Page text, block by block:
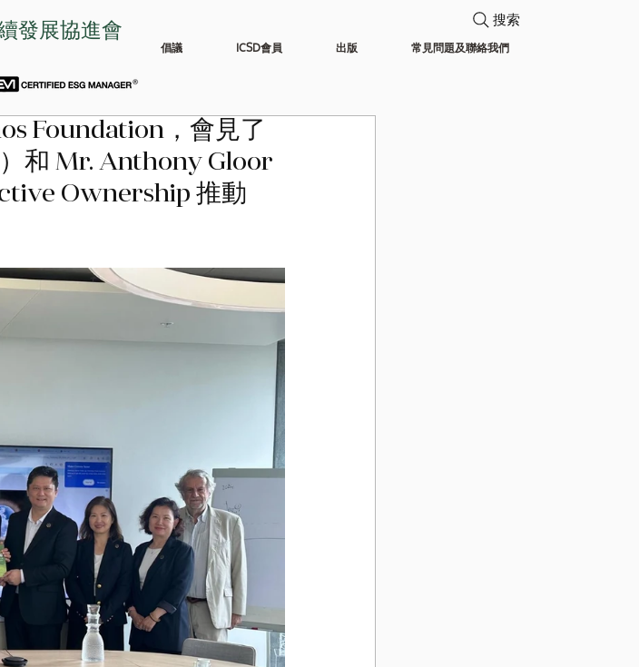
倡議 ICSD會員 出版 常見問題及聯絡我們
發展協進會
搜索
Foundation，會見了
和 Mr. Anthony Gloor
Ownership 推動